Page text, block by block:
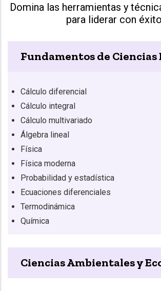
Domina las herramientas y
para liderar con
Fundamentos de Ciencias
Cálculo diferencial
Cálculo integral
Cálculo multivariado
Álgebra lineal
Física
Física moderna
Probabilidad y estadística
Ecuaciones diferenciales
Termodinámica
Química
Ciencias Ambientales y